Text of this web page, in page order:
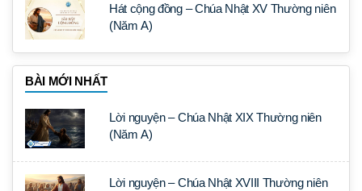
Hát cộng đồng – Chúa Nhật XV Thường niên
(Năm A)
BÀI MỚI NHẤT
Lời nguyện – Chúa Nhật XIX Thường niên
(Năm A)
Lời nguyện – Chúa Nhật XVIII Thường niên